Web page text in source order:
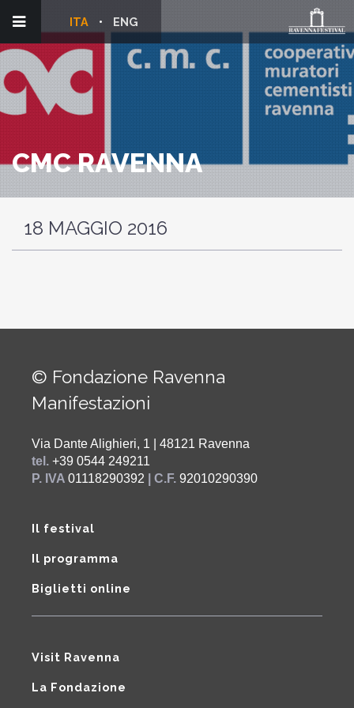
ENG
ITA
CMC RAVENNA
18 MAGGIO 2016
© Fondazione Ravenna
Manifestazioni
Via Dante Alighieri, 1 | 48121 Ravenna
tel. +39 0544 249211
P. IVA 01118290392 | C.F. 92010290390
Il festival
Il programma
Biglietti online
Visit Ravenna
La Fondazione